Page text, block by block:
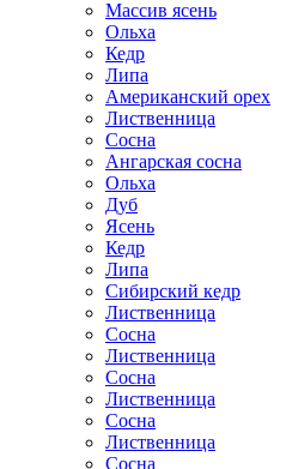
Массив ясень
Ольха
Кедр
Липа
Американский орех
Лиственница
Сосна
Ангарская сосна
Ольха
Дуб
Ясень
Кедр
Липа
Сибирский кедр
Лиственница
Сосна
Лиственница
Сосна
Лиственница
Сосна
Лиственница
Сосна